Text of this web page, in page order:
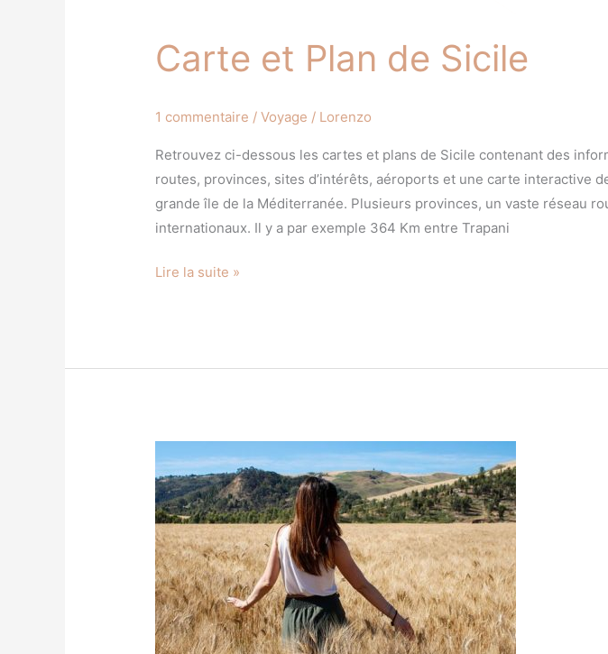
Carte et Plan de Sicile
1 commentaire /Voyage / Lorenzo
Retrouvez ci-dessous les cartes et plans de Sicile contenant des
routes, provinces, sites d’intérêts, aéroports et une carte interactive
grande île de la Méditerranée. Plusieurs provinces, un vaste réseau
internationaux. Il y a par exemple 364 Km entre Trapani
Lire la suite »
Villa
Altair
–
Gîte
rural
en
Sicile